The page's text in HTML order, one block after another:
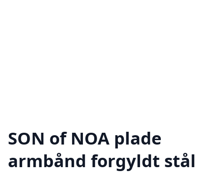
SON of NOA plade
armbånd forgyldt stål